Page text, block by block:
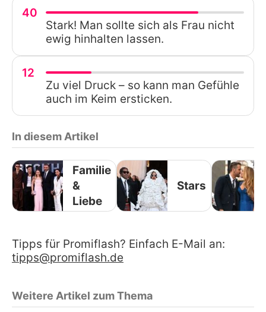
40
Stark! Man sollte sich als Frau nicht
ewig hinhalten lassen.
12
Zu viel Druck – so kann man Gefühle
auch im Keim ersticken.
In diesem Artikel
Familie
&
Liebe
Stars
Tipps für Promiflash? Einfach E-Mail an:
tipps@promiflash.de
Weitere Artikel zum Thema